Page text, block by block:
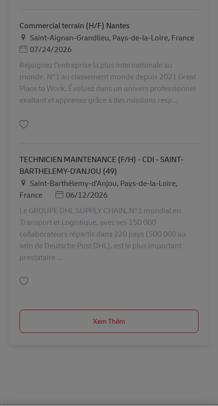
Commercial terrain (H/F) Nantes
Địa điểm
Saint-Aignan-Grandlieu, Pays-de-la-Loire, France
Posted Date
07/24/2026
Rejoignez l’entreprise la plus internationale au
monde. N°1 au classement monde depuis 2021 Great
Place to Work. Évoluez dans un univers professionnel
exaltant et apprenez grâce à des missions resp...
TECHNICIEN MAINTENANCE (F/H) - CDI - SAINT-
BARTHELEMY-D'ANJOU (49)
Địa điểm
Saint-Barthélemy-d'Anjou, Pays-de-la-Loire,
France
Posted Date
06/12/2026
Le GROUPE DHL SUPPLY CHAIN, N°1 mondial en
Transport et Logistique, avec ses 150 000
collaborateurs répartis dans 220 pays (500 000 au
sein de Deutsche Post DHL), est le plus important
prestataire ...
Xem Thêm